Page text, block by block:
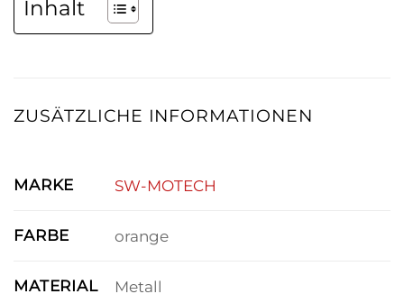
Inhalt
ZUSÄTZLICHE INFORMATIONEN
MARKE SW-MOTECH
FARBE orange
MATERIAL Metall